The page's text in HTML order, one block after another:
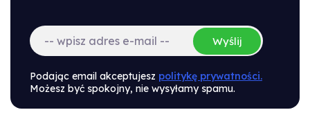
Wyślij
Podając email akceptujesz politykę prywatności.
Możesz być spokojny, nie wysyłamy spamu.